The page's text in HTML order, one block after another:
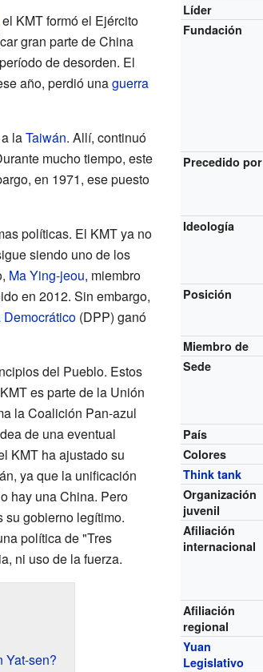
Líder
Fundación
Precedido por
Ideología
Posición
Miembro de
Sede
País
Colores
Think tank
Organización
juvenil
Afiliación
internacional
Afiliación
regional
Yuan
Legislativo
KMT formó el Ejército
gran parte de China
de desorden. El
año, perdió unaguerra
laTaiwán. Allí, continuó
mucho tiempo, este
en 1971, ese puesto
políticas. El KMT ya no
siendo uno de los
Ma Ying-jeou, miembro
en 2012. Sin embargo,
(DPP) ganó
del Pueblo. Estos
es parte de la Unión
la Coalición Pan-azul
de una eventual
KMT ha ajustado su
ya que la unificación
hay una China. Pero
su gobierno legítimo.
política de "Tres
ni uso de la fuerza.
Yat-sen?